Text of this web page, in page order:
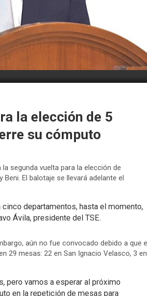
la elección de 5
su cómputo
segunda vuelta para la elección de
El balotaje se llevará adelante el
departamentos, hasta el momento,
Ávila, presidente del TSE.
aún no fue convocado debido a que
29 mesas: 22 en San Ignacio Velasco, 3 en
pero vamos a esperar al próximo
en la repetición de mesas para